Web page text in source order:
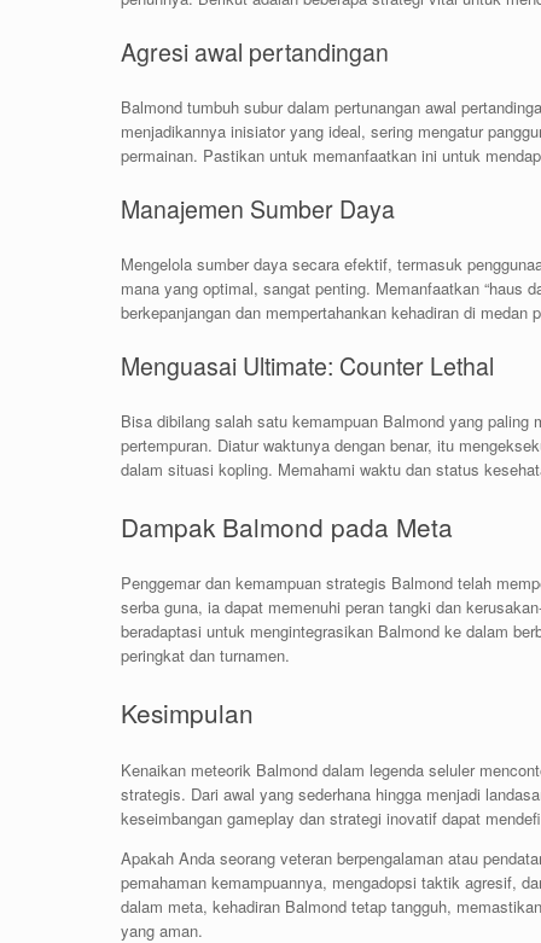
Agresi awal pertandingan
Balmond tumbuh subur dalam pertunangan awal
menjadikannya inisiator yang ideal, sering mengatur
permainan. Pastikan untuk memanfaatkan ini untuk
Manajemen Sumber Daya
Mengelola sumber daya secara efektif, termasuk
mana yang optimal, sangat penting. Memanfaatkan “haus
berkepanjangan dan mempertahankan kehadiran di medan
Menguasai Ultimate: Counter Lethal
Bisa dibilang salah satu kemampuan Balmond yang paling
pertempuran. Diatur waktunya dengan benar, itu
dalam situasi kopling. Memahami waktu dan status
Dampak Balmond pada Meta
Penggemar dan kemampuan strategis Balmond telah
serba guna, ia dapat memenuhi peran tangki dan
beradaptasi untuk mengintegrasikan Balmond ke dalam
peringkat dan turnamen.
Kesimpulan
Kenaikan meteorik Balmond dalam legenda seluler
strategis. Dari awal yang sederhana hingga menjadi
keseimbangan gameplay dan strategi inovatif dapat
Apakah Anda seorang veteran berpengalaman atau
pemahaman kemampuannya, mengadopsi taktik agresif,
dalam meta, kehadiran Balmond tetap tangguh,
yang aman.